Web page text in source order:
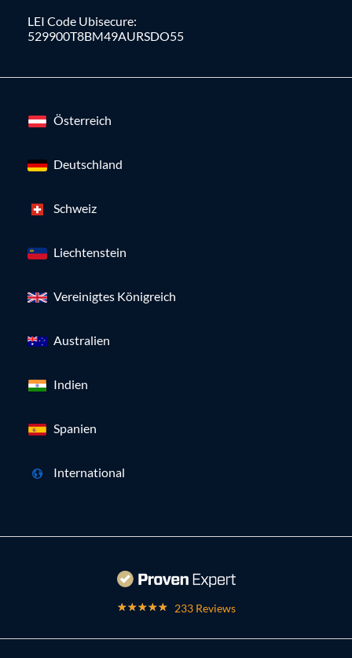
LEI Code Ubisecure:
529900T8BM49AURSDO55
Österreich
Deutschland
Schweiz
Liechtenstein
Vereinigtes Königreich
Australien
Indien
Spanien
International
233 Reviews